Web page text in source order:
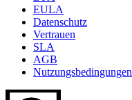
EULA
Datenschutz
Vertrauen
SLA
AGB
Nutzungsbedingungen